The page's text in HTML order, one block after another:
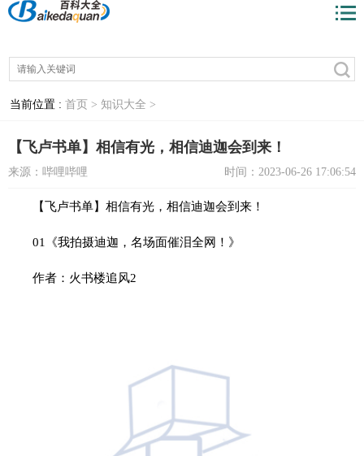
当前位置 : 首页 > 知识大全 >
【飞卢书单】相信有光，相信迪迦会到来！
来源：哔哩哔哩 时间：2023-06-26 17:06:54
【飞卢书单】相信有光，相信迪迦会到来！
01《我拍摄迪迦，名场面催泪全网！》
作者：火书楼追风2